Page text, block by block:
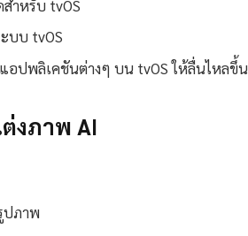
ำหรับ tvOS
บบ tvOS
อปพลิเคชันต่างๆ บน tvOS ให้ลื่นไหลขึ้น
งภาพ AI
ปภาพ